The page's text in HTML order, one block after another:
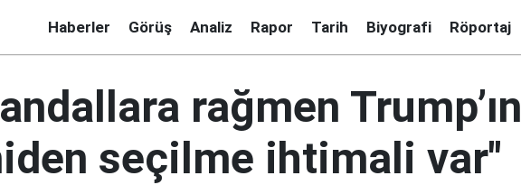
Haberler Görüş Analiz Rapor Tarih Biyografi Röportaj
rağmen Trump’ın
seçilme ihtimali var"